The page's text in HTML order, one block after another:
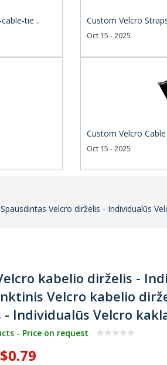
tie .. Custom Velcro
Oct 15 - 2025
Custom Velcro
Oct 15 - 2025
Velcro dirželis - Individualūs
kabelio dirželis -
Velcro kabelio
- Individualūs Velcro
- Price on request
$0.79